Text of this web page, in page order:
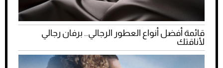
قائمة أفضل أنواع العطور الرجالي.. برفان رجالي
لأناقتك